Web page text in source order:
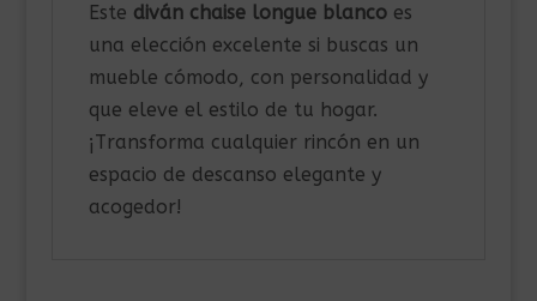
Este diván chaise longue blancoes
una elección excelente si buscas un
mueble cómodo, con personalidad y
que eleve el estilo de tu hogar.
¡Transforma cualquier rincón en un
espacio de descanso elegante y
acogedor!